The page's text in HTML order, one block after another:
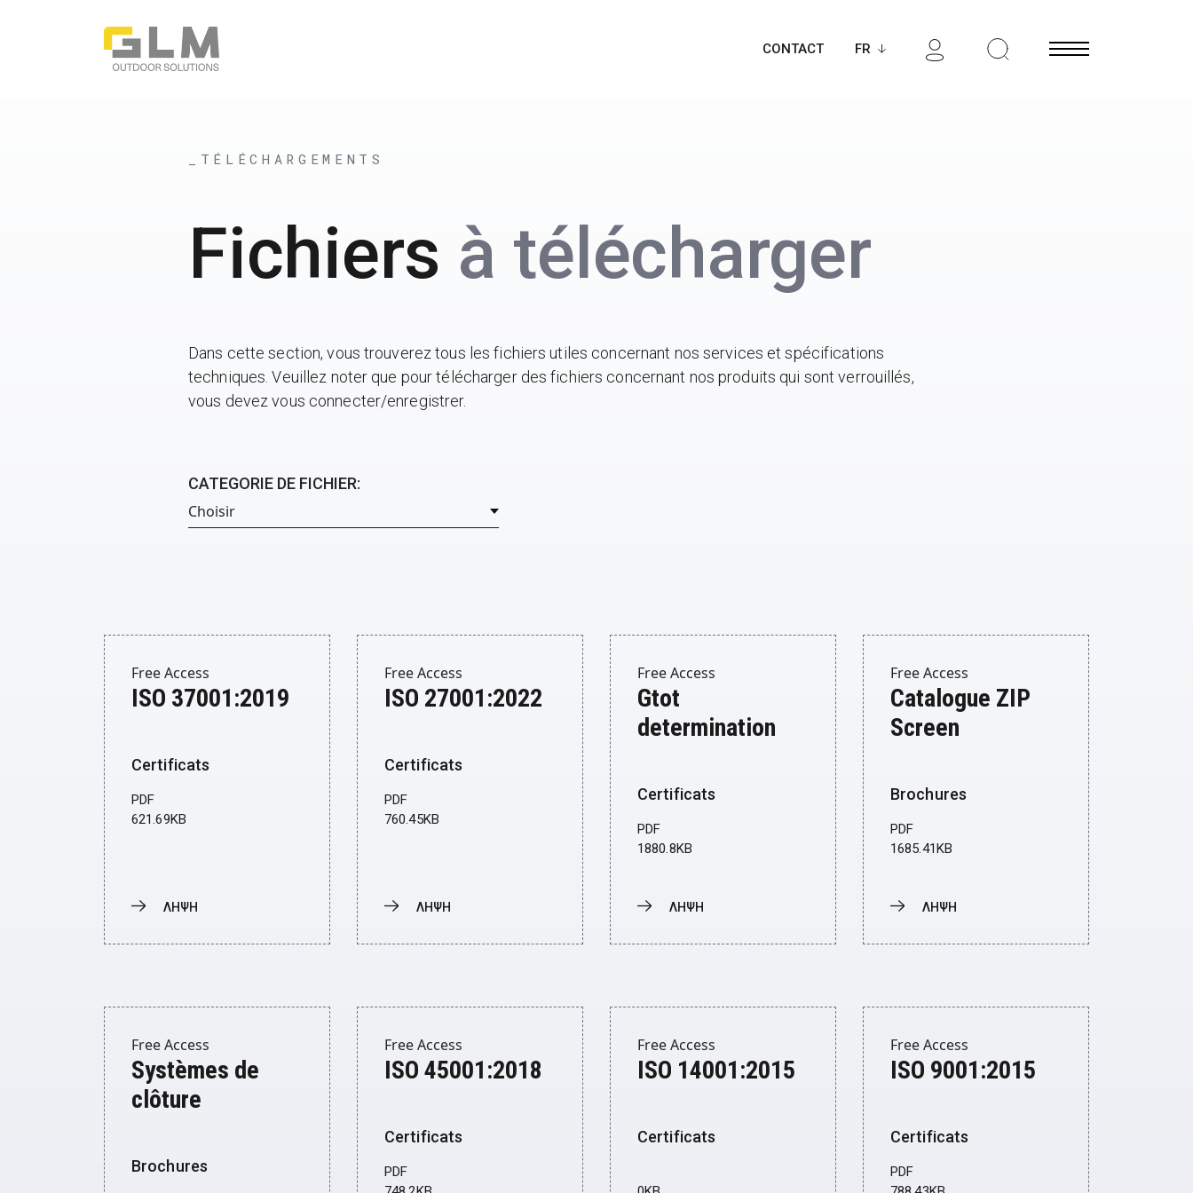
CONTACT Open Menu
_TÉLÉCHARGEMENTS
Fichiers à télécharger
Dans cette section, vous trouverez tous les fichiers utiles concernant nos services et spécifications
techniques. Veuillez noter que pour télécharger des fichiers concernant nos produits qui sont verrouillés,
vous devez vous connecter/enregistrer.
CATEGORIE DE FICHIER:
Free Access
ISO 37001:2019
Certificats
PDF
621.69KB
ΛΗΨΗ
Free Access
ISO 27001:2022
Certificats
PDF
760.45KB
ΛΗΨΗ
Free Access
Gtot
determination
Certificats
PDF
1880.8KB
ΛΗΨΗ
Free Access
Catalogue ZIP
Screen
Brochures
PDF
1685.41KB
ΛΗΨΗ
Free Access
Systèmes de
clôture
Brochures
Free Access
ISO 45001:2018
Certificats
PDF
Free Access
ISO 14001:2015
Certificats
Free Access
ISO 9001:2015
Certificats
PDF